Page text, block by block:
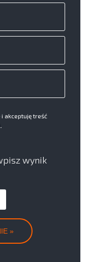
i akceptuję treść
wynik